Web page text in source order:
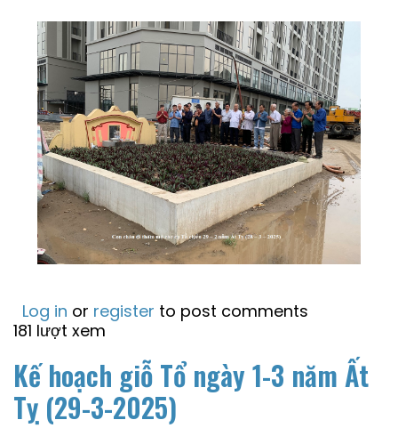
Log in or register to post comments
181 lượt xem
Kế hoạch giỗ Tổ ngày 1-3 năm Ất
Tỵ (29-3-2025)